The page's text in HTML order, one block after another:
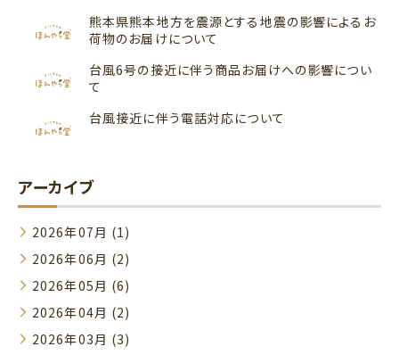
熊本県熊本地方を震源とする地震の影響によるお
荷物のお届けについて
台風6号の接近に伴う商品お届けへの影響につい
て
台風接近に伴う電話対応について
アーカイブ
2026年07月 (1)
2026年06月 (2)
2026年05月 (6)
2026年04月 (2)
2026年03月 (3)